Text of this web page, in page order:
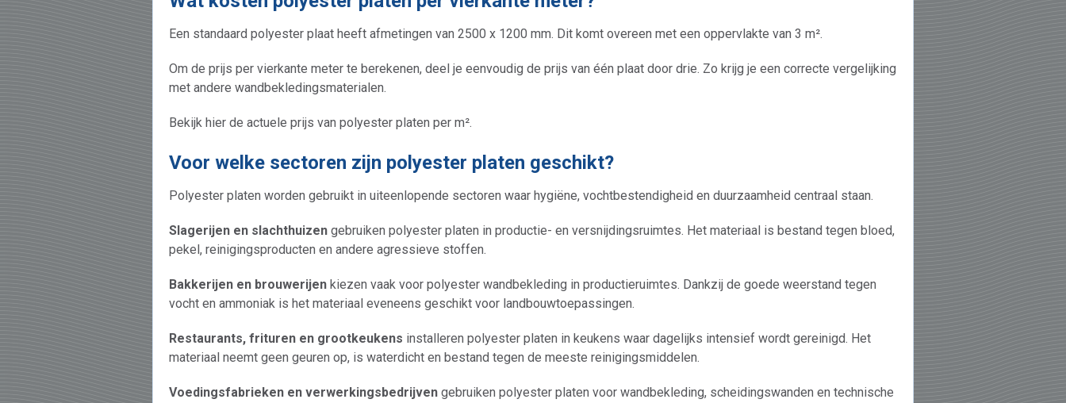
Een standaard polyester plaat heeft afmetingen van 2500 x 1200 mm. Dit komt overeen met een oppervlakte van 3 m².
Om de prijs per vierkante meter te berekenen, deel je eenvoudig de prijs van één plaat door drie. Zo krijg je een correcte vergelijking
met andere wandbekledingsmaterialen.
Bekijk hier de actuele prijs van polyester platen per m².
Voor welke sectoren zijn polyester platen geschikt?
Polyester platen worden gebruikt in uiteenlopende sectoren waar hygiëne, vochtbestendigheid en duurzaamheid centraal staan.
Slagerijen en slachthuizen gebruiken polyester platen in productie- en versnijdingsruimtes. Het materiaal is bestand tegen bloed,
pekel, reinigingsproducten en andere agressieve stoffen.
Bakkerijen en brouwerijen kiezen vaak voor polyester wandbekleding in productieruimtes. Dankzij de goede weerstand tegen
vocht en ammoniak is het materiaal eveneens geschikt voor landbouwtoepassingen.
Restaurants, frituren en grootkeukens installeren polyester platen in keukens waar dagelijks intensief wordt gereinigd. Het
materiaal neemt geen geuren op, is waterdicht en bestand tegen de meeste reinigingsmiddelen.
Voedingsfabrieken en verwerkingsbedrijven gebruiken polyester platen voor wandbekleding, scheidingswanden en technische